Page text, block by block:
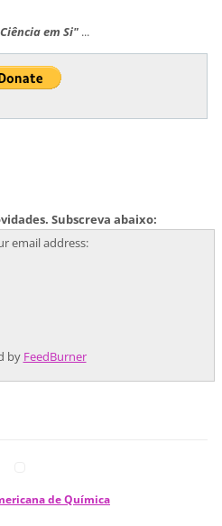
em Si" ...
Subscreva abaixo:
email address:
by FeedBurner
de Química